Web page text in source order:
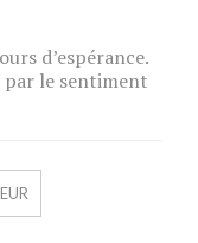
d’espérance.
par le sentiment